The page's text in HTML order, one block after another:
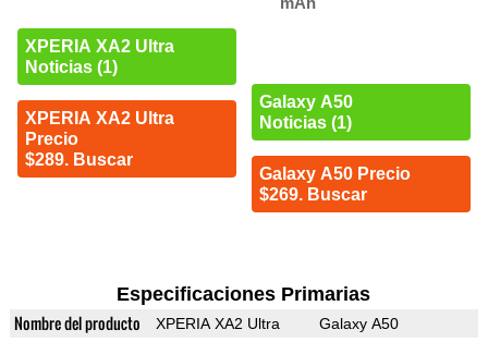
XPERIA XA2 Ultra
Noticias (1)
XPERIA XA2 Ultra
Precio
$289. Buscar
Galaxy A50
Noticias (1)
Galaxy A50 Precio
$269. Buscar
Especificaciones Primarias
Nombre del producto XPERIA XA2 Ultra Galaxy A50